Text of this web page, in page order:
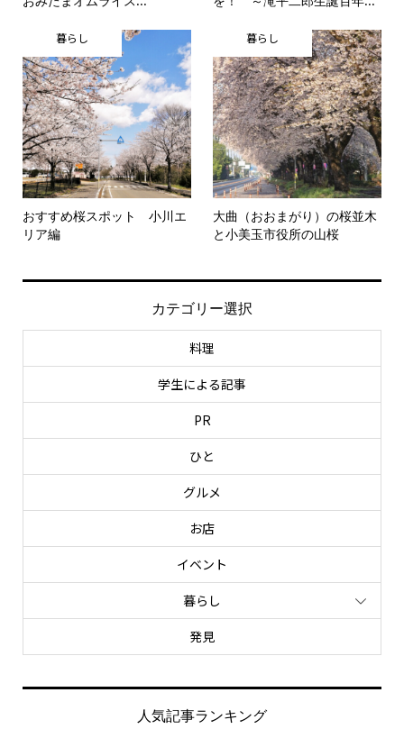
暮らし
おすすめ桜スポット 小川エ
リア編
暮らし
大曲（おおまがり）の桜並木
と小美玉市役所の山桜
カテゴリー選択
料理
学生による記事
PR
ひと
グルメ
お店
イベント
暮らし
発見
人気記事ランキング